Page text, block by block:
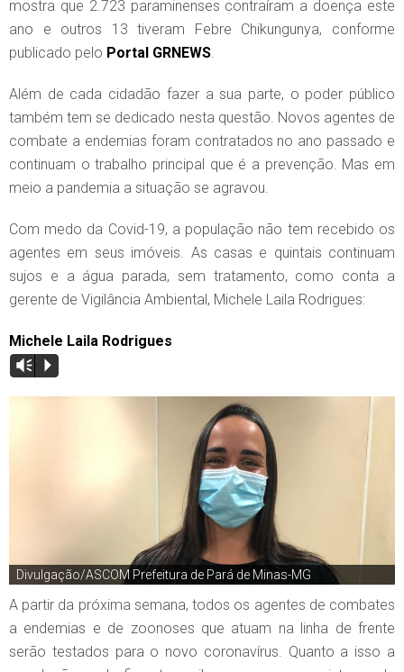
mostra que 2.723 paraminenses contraíram a doença este
ano e outros 13 tiveram Febre Chikungunya, conforme
publicado pelo Portal GRNEWS
Além de cada cidadão fazer a sua parte, o poder público
também tem se dedicado nesta questão. Novos agentes de
combate a endemias foram contratados no ano passado e
continuam o trabalho principal que é a prevenção. Mas em
meio a pandemia a situação se agravou.
Com medo da Covid-19, a população não tem recebido os
agentes em seus imóveis. As casas e quintais continuam
sujos e a água parada, sem tratamento, como conta a
gerente de Vigilância Ambiental, Michele Laila Rodrigues:
Michele Laila Rodrigues
Vm P
Divulgação/ASCOM Prefeitura de Pará de Minas-MG
A partir da próxima semana, todos os agentes de combates
a endemias e de zoonoses que atuam na linha de frente
serão testados para o novo coronavírus. Quanto a isso a